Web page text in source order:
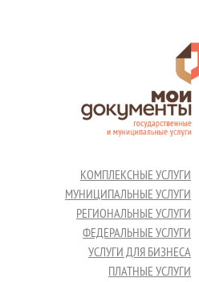
КОМПЛЕКСНЫЕ УСЛУГИ
МУНИЦИПАЛЬНЫЕ УСЛУГИ
РЕГИОНАЛЬНЫЕ УСЛУГИ
ФЕДЕРАЛЬНЫЕ УСЛУГИ
УСЛУГИ ДЛЯ БИЗНЕСА
ПЛАТНЫЕ УСЛУГИ